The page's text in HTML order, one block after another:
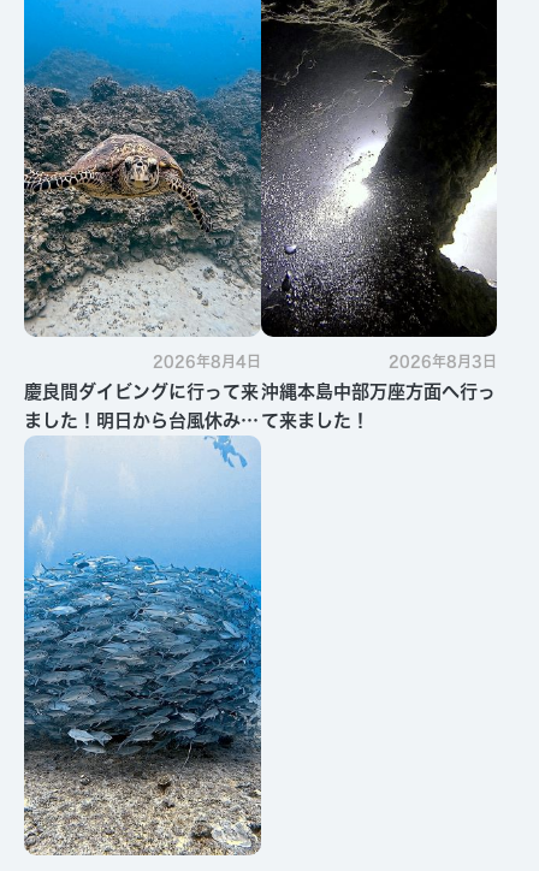
2026年8月4日
慶良間ダイビングに行って来
ました！明日から台風休みで
す・・・
2026年8月3日
沖縄本島中部万座方面へ行っ
て来ました！